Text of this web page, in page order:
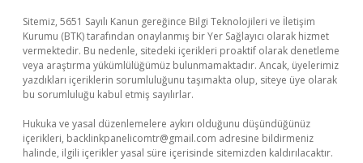
Sitemiz, 5651 Sayılı Kanun gereğince Bilgi Teknolojileri ve İletişim
Kurumu (BTK) tarafından onaylanmış bir Yer Sağlayıcı olarak hizmet
vermektedir. Bu nedenle, sitedeki içerikleri proaktif olarak denetleme
veya araştırma yükümlülüğümüz bulunmamaktadır. Ancak, üyelerimiz
yazdıkları içeriklerin sorumluluğunu taşımakta olup, siteye üye olarak
bu sorumluluğu kabul etmiş sayılırlar.
Hukuka ve yasal düzenlemelere aykırı olduğunu düşündüğünüz
içerikleri, backlinkpanelicomtr@gmail.com adresine bildirmeniz
halinde, ilgili içerikler yasal süre içerisinde sitemizden kaldırılacaktır.